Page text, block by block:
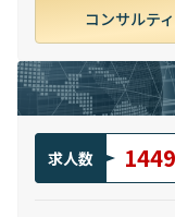
コンサルテ
求人数 1449